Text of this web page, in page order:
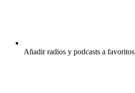
Añadir radios y podcasts a favoritos